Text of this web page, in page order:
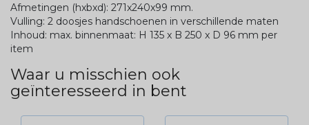
Afmetingen (hxbxd): 271x240x99 mm.
Vulling: 2 doosjes handschoenen in verschillende maten
Inhoud: max. binnenmaat: H 135 x B 250 x D 96 mm per
item
Waar u misschien ook
geïnteresseerd in bent